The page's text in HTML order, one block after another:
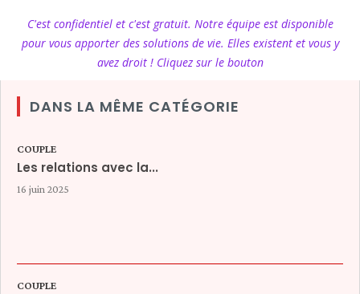
C'est confidentiel et c'est gratuit. Notre équipe est disponible
pour vous apporter des solutions de vie. Elles existent et vous y
avez droit ! Cliquez sur le bouton
DANS LA MÊME CATÉGORIE
COUPLE
Les relations avec la...
16 juin 2025
COUPLE